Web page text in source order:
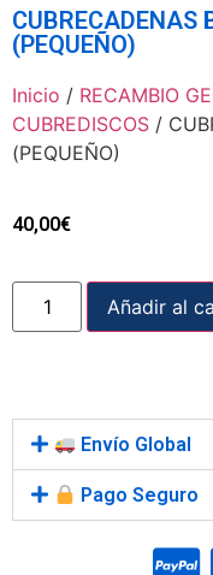
CUBRECADENAS
(PEQUEÑO)
Inicio / RECAMBIO
CUBREDISCOS /
(PEQUEÑO)
40,00€
Añadir al
Envío Global
Pago Seguro